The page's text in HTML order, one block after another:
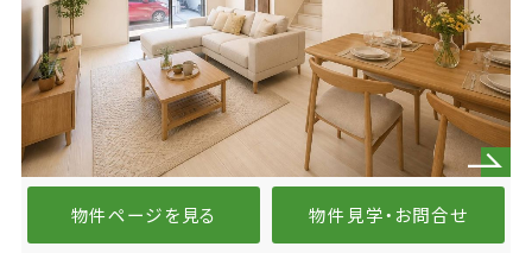
物件ページを見る 物件見学・お問合せ